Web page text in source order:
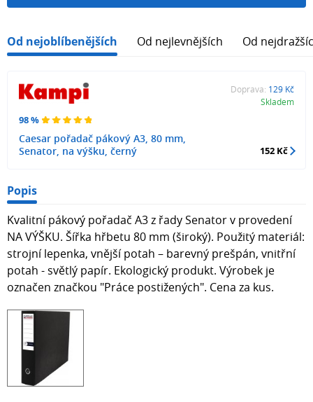
Od nejoblíbenějších Od nejlevnějších Od
98 %
Caesar pořadač pákový A3, 80 mm,
Senator, na výšku, černý
Doprava: 129 Kč
Skladem
152 Kč
Popis
Kvalitní pákový pořadač A3 z řady Senator v provedení
NA VÝŠKU. Šířka hřbetu 80 mm (široký). Použitý materiál:
strojní lepenka, vnější potah – barevný prešpán, vnitřní
potah - světlý papír. Ekologický produkt. Výrobek je
označen značkou "Práce postižených". Cena za kus.